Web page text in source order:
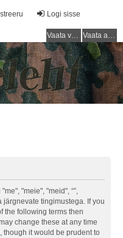
Logi sisse
Vaata vastamata teemasi Vaata aktiivseid teemasid
"meie", "meid", “”,
järgnevate tingimustega. If you
the following terms then
change these at any time
though it would be prudent to